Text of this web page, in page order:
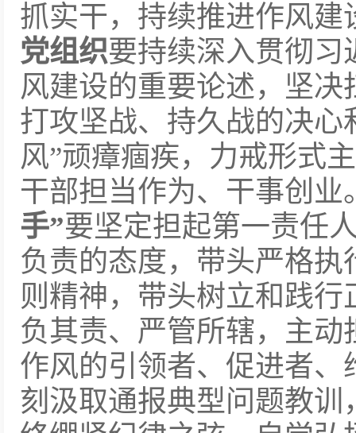
抓实干，持续推进作风建
党组织要持续深入贯彻习
风建设的重要论述，坚
打攻坚战、持久战的决心
风”顽瘴痼疾，力戒形式
干部担当作为、干事创业
手”要坚定担起第一责任
负责的态度，带头严格
则精神，带头树立和践
负其责、严管所辖，主
作风的引领者、促进者、
刻汲取通报典型问题教